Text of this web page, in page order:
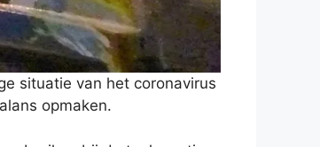
situatie van het coronavirus
opmaken.